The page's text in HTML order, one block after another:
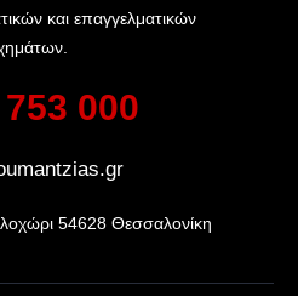
και επαγγελματικών
000
54628 Θεσσαλονίκη